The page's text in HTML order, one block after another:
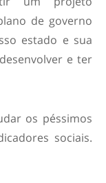
de governo
estado e sua
e ter
os péssimos
sociais.